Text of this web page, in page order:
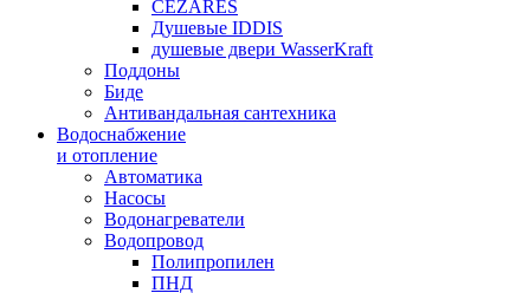
CEZARES
Душевые IDDIS
душевые двери WasserKraft
Поддоны
Биде
Антивандальная сантехника
Водоснабжение
и отопление
Автоматика
Насосы
Водонагреватели
Водопровод
Полипропилен
ПНД